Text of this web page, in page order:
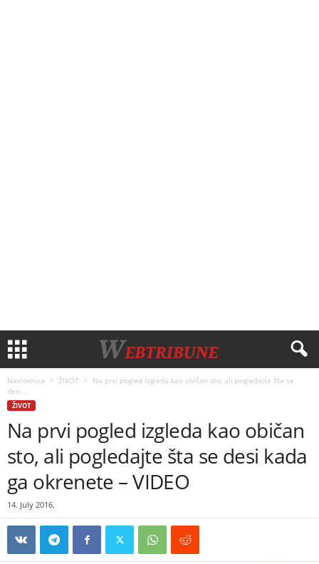
Naslovnica ŽIVOT
Na prvi pogled izgleda kao običan sto, ali pogledajte šta se
desi...
ŽIVOT
Na prvi pogled izgleda kao običan
sto, ali pogledajte šta se desi kada
ga okrenete – VIDEO
14. July 2016.